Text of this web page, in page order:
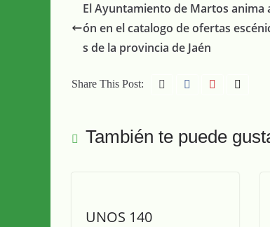
El Ayuntamiento de Martos anima
ón en el catalogo de ofertas
s de la provincia de Jaén
Share This Post:
También te puede
UNOS 140